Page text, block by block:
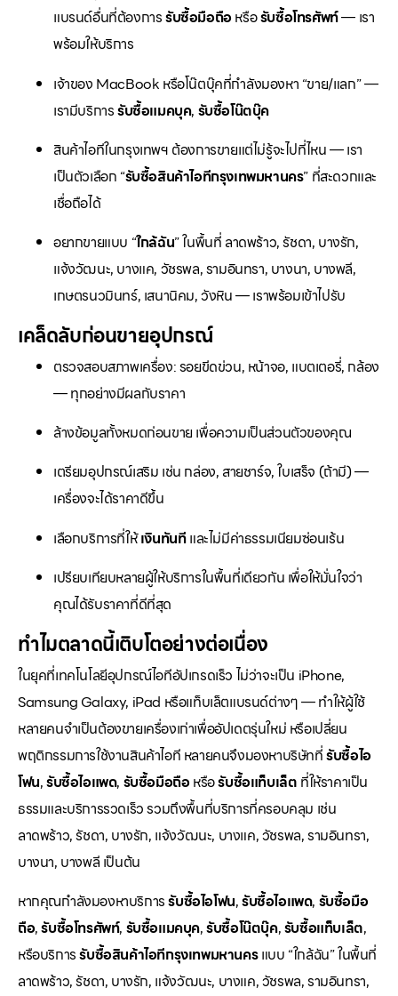
แบรนด์อื่นที่ต้องการรับซื้อมือถือหรือรับซื้อโทรศัพท์— เรา
พร้อมให้บริการ
เจ้าของ MacBook หรือโน๊ตบุ๊คที่กำลังมองหา “ขาย/แลก” —
เรามีบริการรับซื้อแมคบุค, รับซื้อโน๊ตบุ๊ค
สินค้าไอทีในกรุงเทพฯ ต้องการขายแต่ไม่รู้จะไปที่ไหน — เรา
เป็นตัวเลือก “รับซื้อสินค้าไอทีกรุงเทพมหานคร” ที่สะดวกและ
เชื่อถือได้
อยากขายแบบ “ใกล้ฉัน” ในพื้นที่ ลาดพร้าว, รัชดา, บางรัก,
แจ้งวัฒนะ, บางแค, วัชรพล, รามอินทรา, บางนา, บางพลี,
เกษตรนวมินทร์, เสนานิคม, วังหิน — เราพร้อมเข้าไปรับ
เคล็ดลับก่อนขายอุปกรณ์
ตรวจสอบสภาพเครื่อง: รอยขีดข่วน, หน้าจอ, แบตเตอรี่, กล้อง
— ทุกอย่างมีผลกับราคา
ล้างข้อมูลทั้งหมดก่อนขาย เพื่อความเป็นส่วนตัวของคุณ
เตรียมอุปกรณ์เสริม เช่น กล่อง, สายชาร์จ, ใบเสร็จ (ถ้ามี) —
เครื่องจะได้ราคาดีขึ้น
เลือกบริการที่ให้เงินทันทีและไม่มีค่าธรรมเนียมซ่อนเร้น
เปรียบเทียบหลายผู้ให้บริการในพื้นที่เดียวกัน เพื่อให้มั่นใจว่า
คุณได้รับราคาที่ดีที่สุด
ทำไมตลาดนี้เติบโตอย่างต่อเนื่อง
ในยุคที่เทคโนโลยีอุปกรณ์ไอทีอัปเกรดเร็ว ไม่ว่าจะเป็น iPhone,
Samsung Galaxy, iPad หรือแท็บเล็ตแบรนด์ต่างๆ — ทำให้ผู้ใช้
หลายคนจำเป็นต้องขายเครื่องเก่าเพื่ออัปเดตรุ่นใหม่ หรือเปลี่ยน
พฤติกรรมการใช้งานสินค้าไอที หลายคนจึงมองหาบริษัทที่รับซื้อไอ
โฟน,รับซื้อไอแพด, รับซื้อมือถือหรือรับซื้อแท็บเล็ต ที่ให้ราคาเป็น
ธรรมและบริการรวดเร็ว รวมถึงพื้นที่บริการที่ครอบคลุม เช่น
ลาดพร้าว, รัชดา, บางรัก, แจ้งวัฒนะ, บางแค, วัชรพล, รามอินทรา,
บางนา, บางพลี เป็นต้น
หากคุณกำลังมองหาบริการรับซื้อไอโฟน,รับซื้อไอแพด, รับซื้อมือ
ถือ,รับซื้อโทรศัพท์, รับซื้อแมคบุค,รับซื้อโน๊ตบุ๊ค,รับซื้อแท็บเล็ต,
หรือบริการรับซื้อสินค้าไอทีกรุงเทพมหานครแบบ “ใกล้ฉัน” ในพื้นที่
ลาดพร้าว, รัชดา, บางรัก, แจ้งวัฒนะ, บางแค, วัชรพล, รามอินทรา,